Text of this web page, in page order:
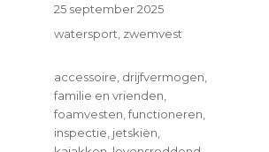
Posted
25 september 2025
Categories
watersport zwemvest
Tags
accessoire drijfvermogen
familie en vrienden
foamvesten ,functioneren
inspectie jetskiën